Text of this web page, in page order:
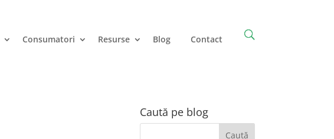
Consumatori Resurse Blog Contact
Caută pe blog